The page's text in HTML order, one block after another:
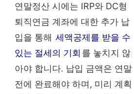
연말정산 시에는 IRP와 DC형
퇴직연금 계좌에 대한 추가 납
입을 통해 세액공제를 받을 수
있는 절세의 기회 를 놓치지 않
아야 합니다. 납입 금액은 연말
전에 완료해야 하며, 미리 계획